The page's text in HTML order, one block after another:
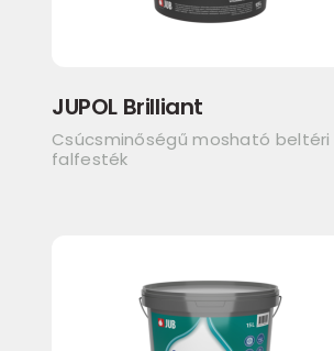
JUPOL Brilliant
Csúcsminőségű mosható beltéri
falfesték